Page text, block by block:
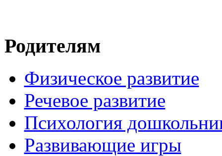
Родителям
Физическое развитие
Речевое развитие
Психология
Развивающие игры